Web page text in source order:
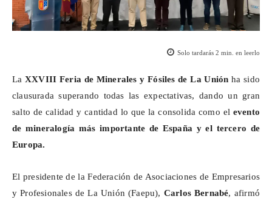
Solo tardarás 2 min. en leerlo
LaXXVIII Feria de Minerales y Fósiles de La Unión ha sido
clausurada superando todas las expectativas, dando un gran
salto de calidad y cantidad lo que la consolida como el evento
de mineralogía más importante de España y el tercero de
Europa.
El presidente de la Federación de Asociaciones de Empresarios
y Profesionales de La Unión (Faepu), Carlos Bernabé, afirmó